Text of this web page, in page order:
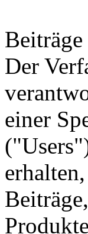
Beiträge
Der
einer